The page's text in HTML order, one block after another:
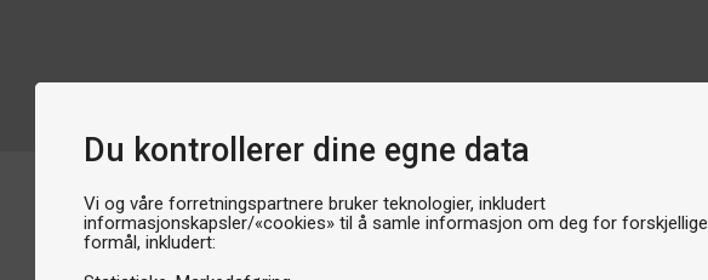
Du kontrollerer dine egne data
Vi og våre forretningspartnere bruker teknologier, inkludert
informasjonskapsler/«cookies» til å samle informasjon om deg for forskjellige
formål, inkludert: